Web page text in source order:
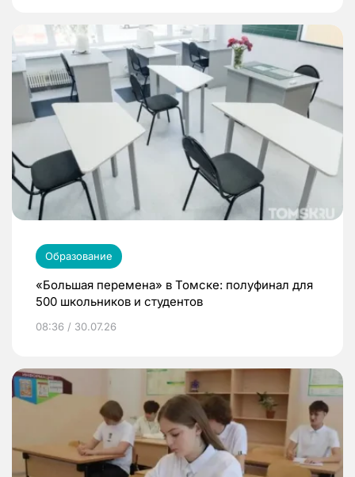
Образование
«Большая перемена» в Томске: полуфинал для
500 школьников и студентов
08:36 / 30.07.26